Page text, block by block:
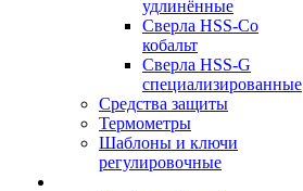
удлинённые
Сверла HSS-Co
кобальт
Сверла HSS-G
специализированные
Средства защиты
Термометры
Шаблоны и ключи
регулировочные